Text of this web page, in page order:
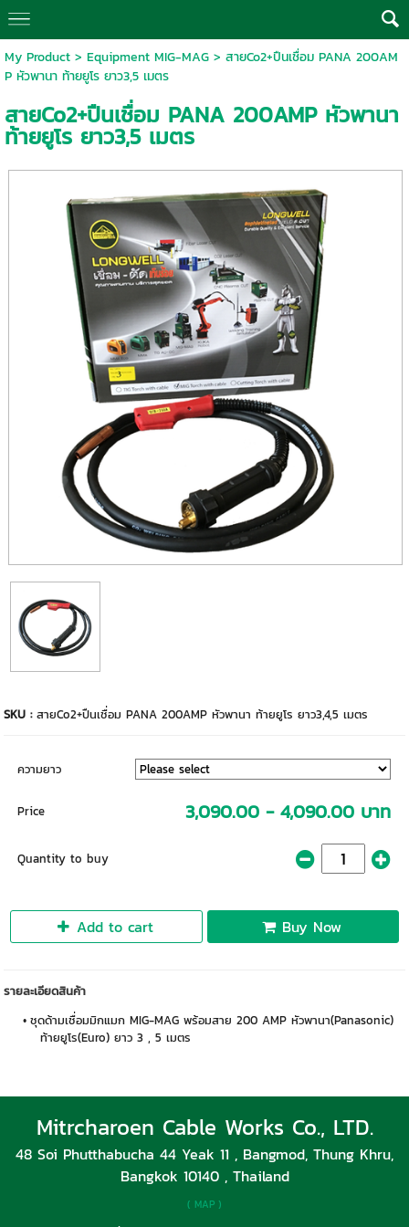
My Product> Equipment MIG-MAG> สายCo2+ปืนเชื่อม PANA 200AM
P หัวพานา ท้ายยูโร ยาว3,5 เมตร
สายCo2+ปืนเชื่อม PANA 200AMP หัวพานา
ท้ายยูโร ยาว3,5 เมตร
SKU :สายCo2+ปืนเชื่อม PANA 200AMP หัวพานา ท้ายยูโร ยาว3,4,5 เมตร
ความยาว
Price 3,090.00 - 4,090.00 บาท
Quantity to buy
Add to cart Buy Now
รายละเอียดสินค้า
ชุดด้ามเชื่อมมิกแมก MIG-MAG พร้อมสาย 200 AMP หัวพานา(Panasonic)
ท้ายยูโร(Euro) ยาว 3 , 5 เมตร
Mitrcharoen Cable Works Co., LTD.
48 Soi Phutthabucha 44 Yeak 11 , Bangmod, Thung Khru,
Bangkok 10140 , Thailand
( MAP )